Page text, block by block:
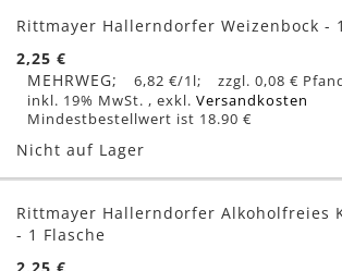
Rittmayer Hallerndorfer Weizenbock -
2,25 €
MEHRWEG
6,82 €/1l
0,08 €
inkl. 19% MwSt. , exkl. Versandkosten
Mindestbestellwert ist 18.90 €
Nicht auf Lager
Rittmayer Hallerndorfer Alkoholfreies
- 1 Flasche